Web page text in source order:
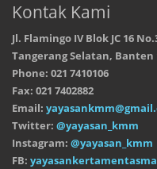
Kontak Kami
Jl. Flamingo IV Blok JC 16
Tangerang Selatan, Banten
Phone: 021 7410106
Fax: 021 7402882
Email:
Twitter: @yayasan_kmm
Instagram: @yayasan_kmm
FB: